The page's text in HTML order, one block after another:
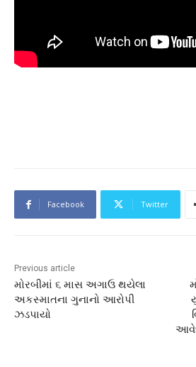
Facebook Twitter
Previous article
મોરબીમાં ૬ માસ અગાઉ થયેલા
અકસ્માતના ગુનાનો આરોપી
ઝડપાયો